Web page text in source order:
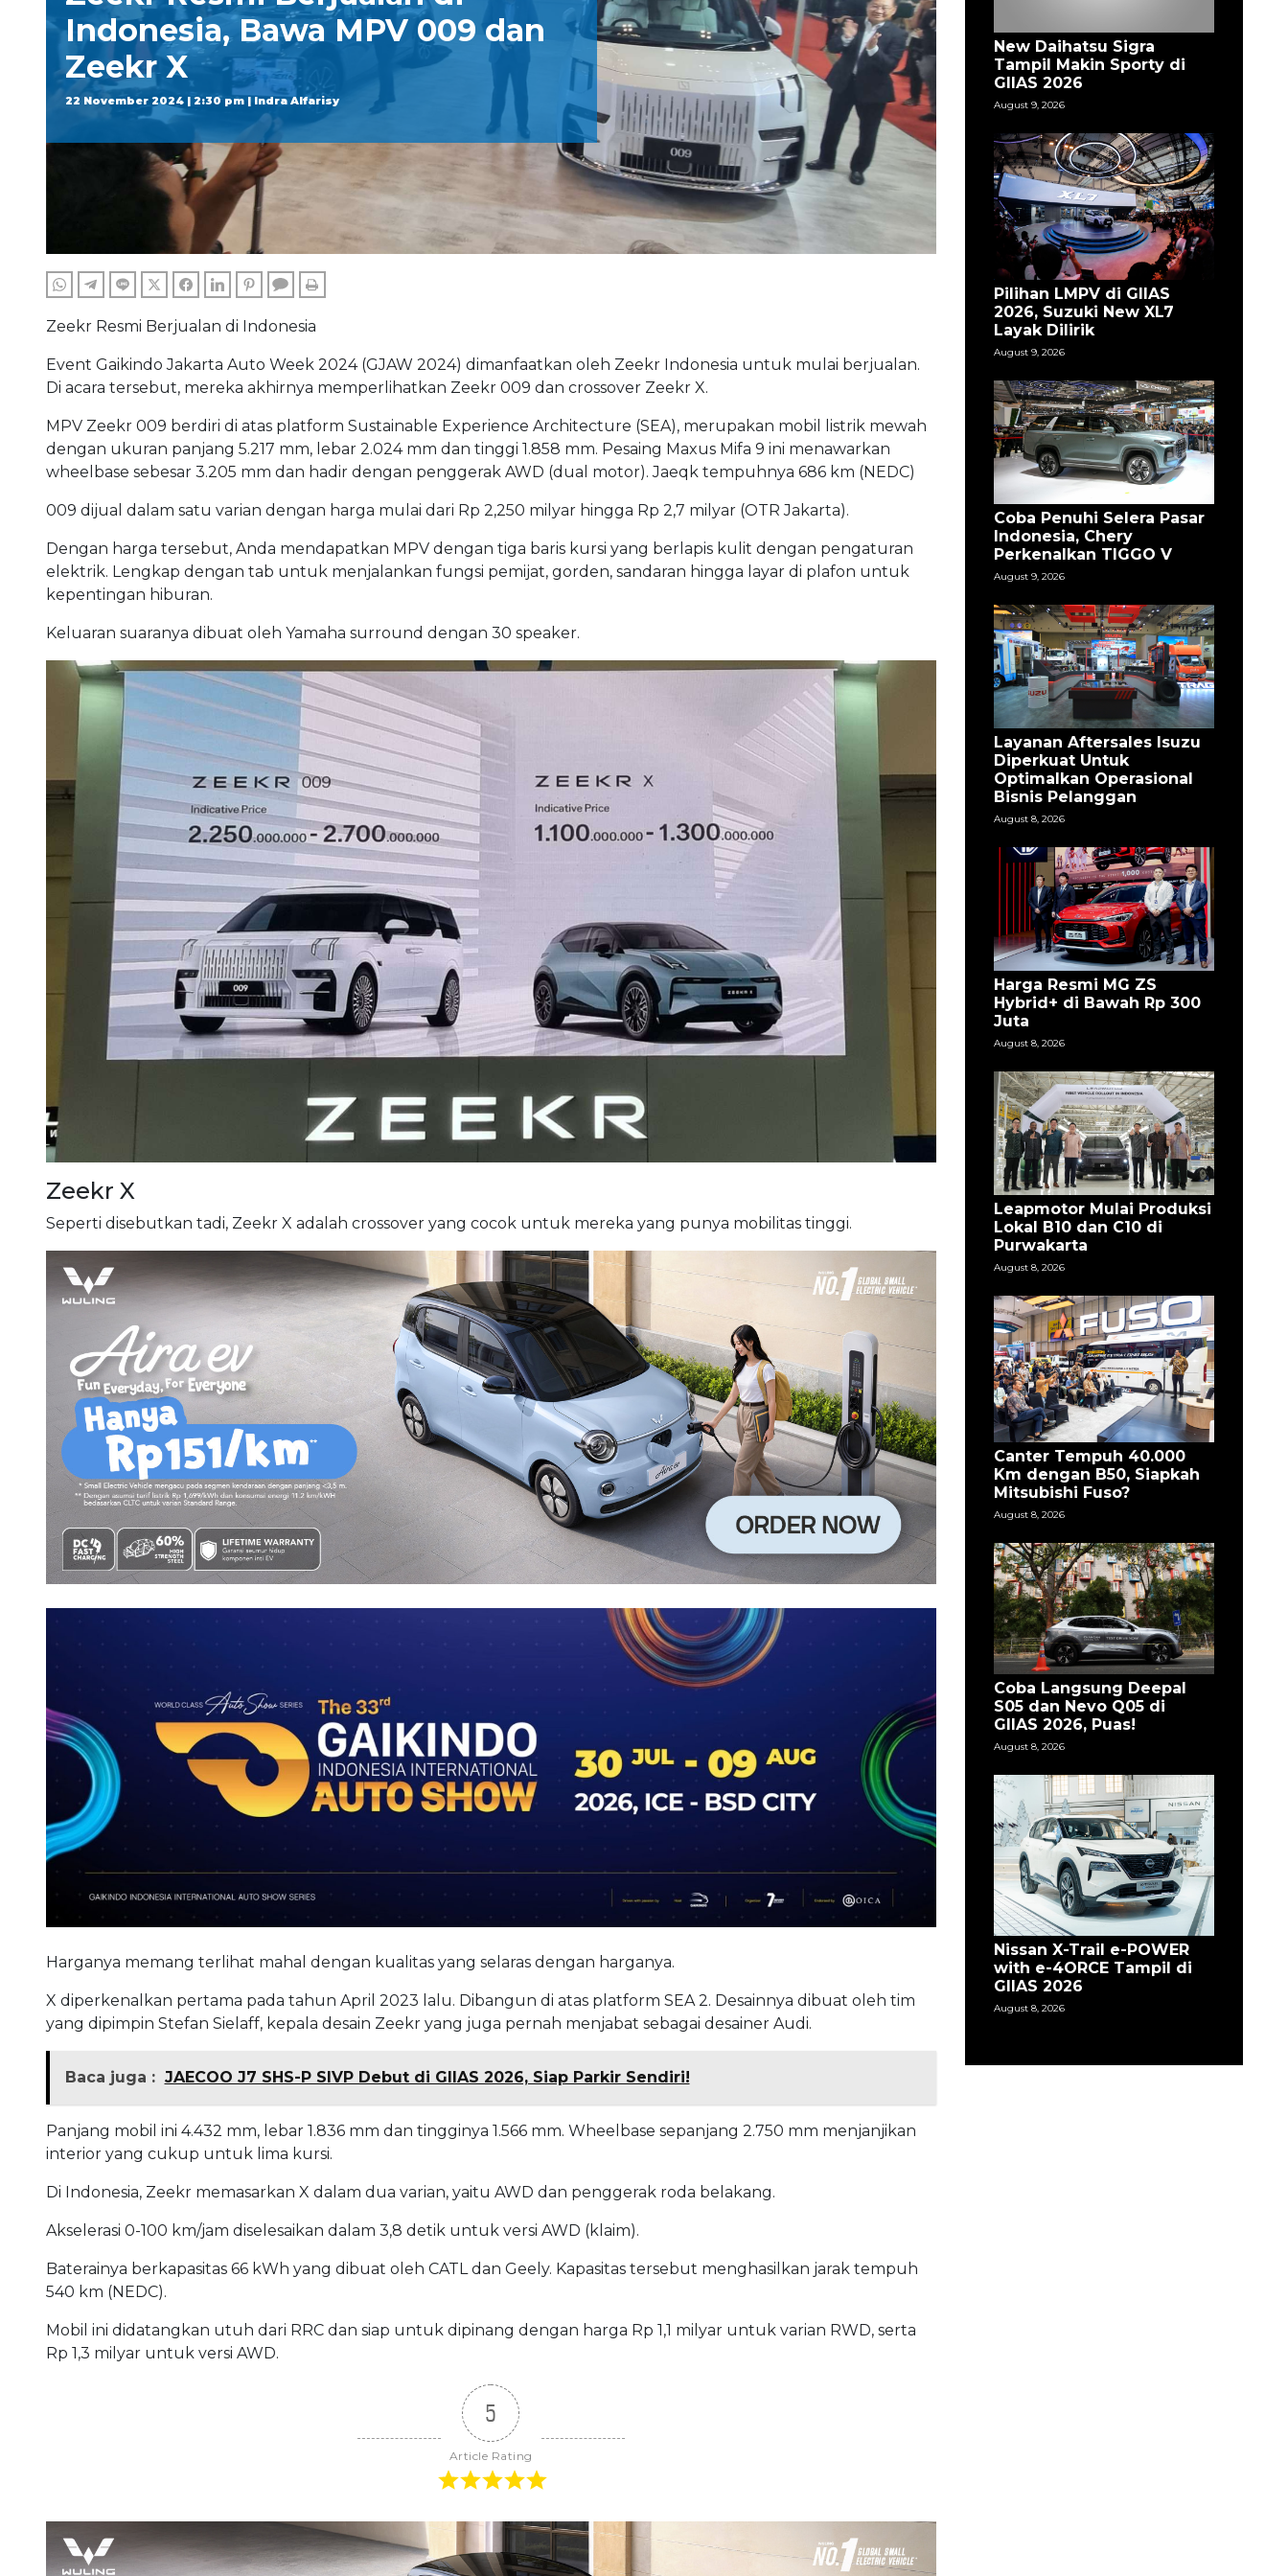
Indonesia, Bawa MPV 009 dan
Zeekr X
22 November 2024 | 2:30 pm | Indra Alfarisy
WHATSAPPTELEGRAM
LINE TWITTERFACEBOOKLINKEDINPINTERESTCOMMENTS
Zeekr Resmi Berjualan di Indonesia
Event Gaikindo Jakarta Auto Week 2024 (GJAW 2024) dimanfaatkan oleh Zeekr Indonesia untuk mulai berjualan.
Di acara tersebut, mereka akhirnya memperlihatkan Zeekr 009 dan crossover Zeekr X.
MPV Zeekr 009 berdiri di atas platform Sustainable Experience Architecture (SEA), merupakan mobil listrik mewah
dengan ukuran panjang 5.217 mm, lebar 2.024 mm dan tinggi 1.858 mm. Pesaing Maxus Mifa 9 ini menawarkan
wheelbase sebesar 3.205 mm dan hadir dengan penggerak AWD (dual motor). Jaeqk tempuhnya 686 km (NEDC)
009 dijual dalam satu varian dengan harga mulai dari Rp 2,250 milyar hingga Rp 2,7 milyar (OTR Jakarta).
Dengan harga tersebut, Anda mendapatkan MPV dengan tiga baris kursi yang berlapis kulit dengan pengaturan
elektrik. Lengkap dengan tab untuk menjalankan fungsi pemijat, gorden, sandaran hingga layar di plafon untuk
kepentingan hiburan.
Keluaran suaranya dibuat oleh Yamaha surround dengan 30 speaker.
Zeekr X
Seperti disebutkan tadi, Zeekr X adalah crossover yang cocok untuk mereka yang punya mobilitas tinggi.
Harganya memang terlihat mahal dengan kualitas yang selaras dengan harganya.
X diperkenalkan pertama pada tahun April 2023 lalu. Dibangun di atas platform SEA 2. Desainnya dibuat oleh tim
yang dipimpin Stefan Sielaff, kepala desain Zeekr yang juga pernah menjabat sebagai desainer Audi.
Baca juga : JAECOO J7 SHS-P SIVP Debut di GIIAS 2026, Siap Parkir Sendiri!
Panjang mobil ini 4.432 mm, lebar 1.836 mm dan tingginya 1.566 mm. Wheelbase sepanjang 2.750 mm menjanjikan
interior yang cukup untuk lima kursi.
Di Indonesia, Zeekr memasarkan X dalam dua varian, yaitu AWD dan penggerak roda belakang.
Akselerasi 0-100 km/jam diselesaikan dalam 3,8 detik untuk versi AWD (klaim).
Baterainya berkapasitas 66 kWh yang dibuat oleh CATL dan Geely. Kapasitas tersebut menghasilkan jarak tempuh
540 km (NEDC).
Mobil ini didatangkan utuh dari RRC dan siap untuk dipinang dengan harga Rp 1,1 milyar untuk varian RWD, serta
Rp 1,3 milyar untuk versi AWD.
5
Article Rating
New Daihatsu Sigra
Tampil Makin Sporty di
GIIAS 2026
August 9, 2026
Pilihan LMPV di GIIAS
2026, Suzuki New XL7
Layak Dilirik
August 9, 2026
Coba Penuhi Selera Pasar
Indonesia, Chery
Perkenalkan TIGGO V
August 9, 2026
Layanan Aftersales Isuzu
Diperkuat Untuk
Optimalkan Operasional
Bisnis Pelanggan
August 8, 2026
Harga Resmi MG ZS
Hybrid+ di Bawah Rp 300
Juta
August 8, 2026
Leapmotor Mulai Produksi
Lokal B10 dan C10 di
Purwakarta
August 8, 2026
Canter Tempuh 40.000
Km dengan B50, Siapkah
Mitsubishi Fuso?
August 8, 2026
Coba Langsung Deepal
S05 dan Nevo Q05 di
GIIAS 2026, Puas!
August 8, 2026
Nissan X-Trail e-POWER
with e-4ORCE Tampil di
GIIAS 2026
August 8, 2026